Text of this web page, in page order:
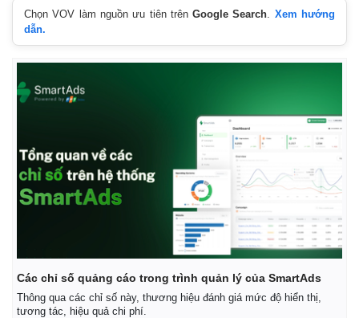
Quan sát
Cuộc sống đó đây
E-Magazine
Infographic
Chọn VOV làm nguồn ưu tiên trênGoogle Search. Xem hướng
dẫn.
Các chỉ số quảng cáo trong trình quản lý của SmartAds
Thông qua các chỉ số này, thương hiệu đánh giá mức độ hiển thị,
tương tác, hiệu quả chi phí.